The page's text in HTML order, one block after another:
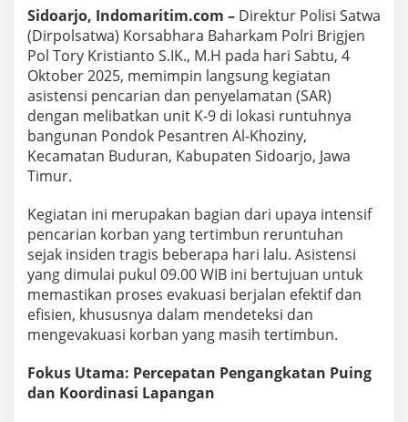
a
r
j
o
:
D
i
r
p
a
t
w
a
B
a
h
a
k
a
m
Sidoarjo, Indomaritim.com – Direktur Polisi Satwa
(Dirpolsatwa) Korsabhara Baharkam Polri Brigjen
Pol Tory Kristianto S.IK., M.H pada hari Sabtu, 4
Oktober 2025, memimpin langsung kegiatan
asistensi pencarian dan penyelamatan (SAR)
dengan melibatkan unit K-9 di lokasi runtuhnya
bangunan Pondok Pesantren Al-Khoziny,
Kecamatan Buduran, Kabupaten Sidoarjo, Jawa
Timur.
Kegiatan ini merupakan bagian dari upaya intensif
pencarian korban yang tertimbun reruntuhan
sejak insiden tragis beberapa hari lalu. Asistensi
yang dimulai pukul 09.00 WIB ini bertujuan untuk
memastikan proses evakuasi berjalan efektif dan
efisien, khususnya dalam mendeteksi dan
mengevakuasi korban yang masih tertimbun.
Fokus Utama: Percepatan Pengangkatan Puing
dan Koordinasi Lapangan